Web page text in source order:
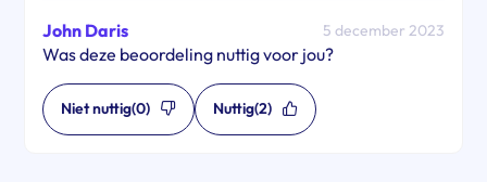
John Daris 5 december 2023
Was deze beoordeling nuttig voor jou?
Niet nuttig(0) Nuttig(2)